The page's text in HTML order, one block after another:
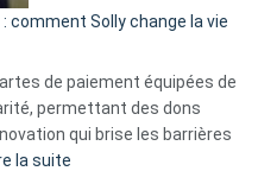
: comment Solly change la vie
de paiement équipées de
permettant des dons
qui brise les barrières
la suite